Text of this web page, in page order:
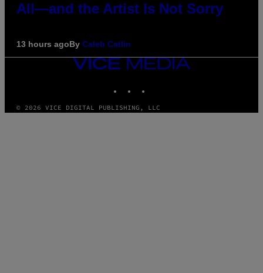
All—and the Artist Is Not Sorry
13 hours agoBy Caleb Catlin
VICE
MEDIA
© 2026 VICE DIGITAL PUBLISHING, LLC